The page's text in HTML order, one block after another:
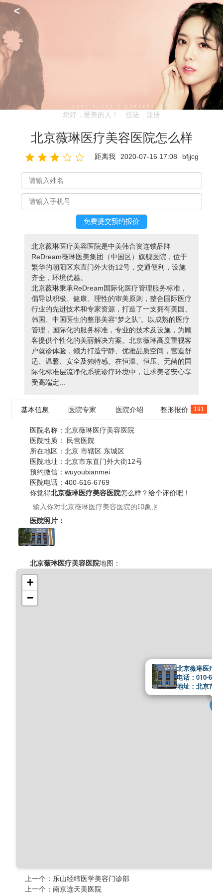
<
您好，爱美的人！ 登陆 注册
北京薇琳医疗美容医院怎么样
距离我 2020-07-16 17:08 bfjjcg
北京薇琳医疗美容医院是中美韩合资连锁品牌
ReDream薇琳医美集团（中国区）旗舰医院，位于
繁华的朝阳区东直门外大街12号，交通便利，设施
齐全，环境优越。
北京薇琳秉承ReDream国际化医疗管理服务标准，
倡导以积极、健康、理性的审美原则，整合国际医疗
行业的先进技术和专家资源，打造了一支拥有美国、
韩国、中国医生的整形美容“梦之队”。以成熟的医疗
管理，国际化的服务标准，专业的技术及设施，为顾
客提供个性化的美丽解决方案。北京薇琳高度重视客
户就诊体验，倾力打造宁静、优雅品质空间，营造舒
适、温馨、安全及独特感。在恒温、恒压、无菌的国
际化标准层流净化系统诊疗环境中，让求美者安心享
受高端定...
基本信息 医院专家 医院介绍 整形报价 191
医院名称：北京薇琳医疗美容医院
医院性质：
民营医院
所在地区：北京 市辖区 东城区
医院地址：北京市东直门外大街12号
预约微信：wuyoubianmei
医院电话：400-616-6769
你觉得北京薇琳医疗美容医院怎么样？给个评价吧！
医院照片：
北京薇琳医疗美容医院地图：
北京薇琳医疗
电话：010-
地址：北京市
+
−
上一个： 乐山经纬医学美容门诊部
上一个：南京连天美医院